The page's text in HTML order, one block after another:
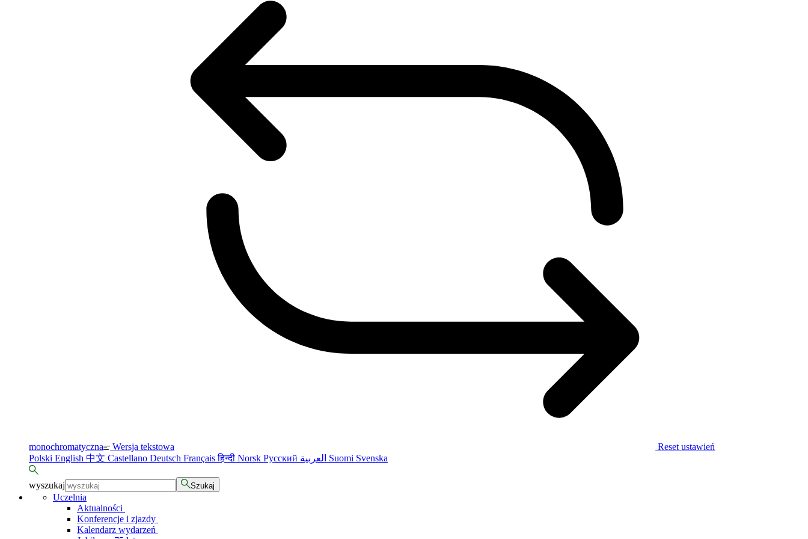
monochromatyczna Wersja tekstowa
Reset ustawień
Polski English 中文 Castellano Deutsch Françaisहिन्दी Norsk Русский Suomi Svenska
wyszukaj Szukaj
Uczelnia
Aktualności
Konferencje i zjazdy
Kalendarz wydarzeń